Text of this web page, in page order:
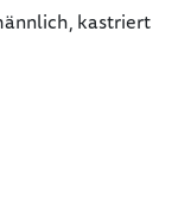
kastriert